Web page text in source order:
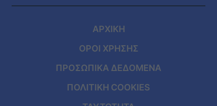
ΑΡΧΙΚΗ
ΟΡΟΙ ΧΡΗΣΗΣ
ΠΡΟΣΩΠΙΚΑ ΔΕΔΟΜΕΝΑ
ΠΟΛΙΤΙΚΗ COOKIES